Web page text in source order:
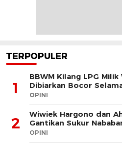
TERPOPULER
1
BBWM Kilang LPG
Dibiarkan Bocor
OPINI
2
Wiwiek Hargono dan
Gantikan Sukur
OPINI